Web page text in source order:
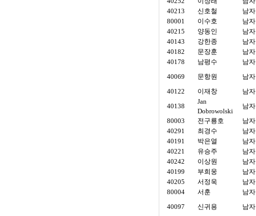
40213
신호철 남자
80001
이수호 남자
40215
양동인 남자
40143
강한종 남자
40182
문장훈 남자
40178
남평수 남자
40069
문항원 남자
40122
이재창 남자
40138
Jan
Dobrowolski
남자
80003
전구룡호 남자
40291
최경수 남자
40191
박은열 남자
40221
유승주 남자
40242
이상원 남자
40199
부희웅 남자
40205
서정욱 남자
80004
서훈 남자
40097
신귀용 남자